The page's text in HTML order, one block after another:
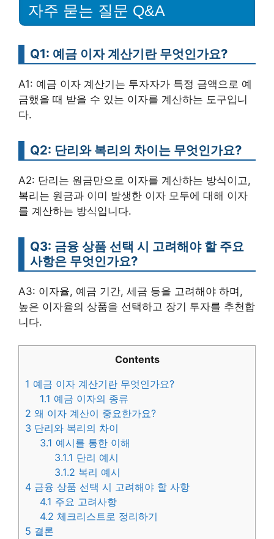
자주 묻는 질문 Q&A
Q1: 예금 이자 계산기란 무엇인가요?
A1: 예금 이자 계산기는 투자자가 특정 금액으로 예
금했을 때 받을 수 있는 이자를 계산하는 도구입니
다.
Q2: 단리와 복리의 차이는 무엇인가요?
A2: 단리는 원금만으로 이자를 계산하는 방식이고,
복리는 원금과 이미 발생한 이자 모두에 대해 이자
를 계산하는 방식입니다.
Q3: 금융 상품 선택 시 고려해야 할 주요
사항은 무엇인가요?
A3: 이자율, 예금 기간, 세금 등을 고려해야 하며,
높은 이자율의 상품을 선택하고 장기 투자를 추천합
니다.
Contents
1 예금 이자 계산기란 무엇인가요?
1.1 예금 이자의 종류
2 왜 이자 계산이 중요한가요?
3 단리와 복리의 차이
3.1 예시를 통한 이해
3.1.1 단리 예시
3.1.2 복리 예시
4 금융 상품 선택 시 고려해야 할 사항
4.1 주요 고려사항
4.2 체크리스트로 정리하기
5 결론